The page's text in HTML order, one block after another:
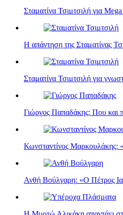
Σταματίνα Τσιμτσιλή για
Η απάντηση της Σταματίνας
Σταματίνα Τσιμτσιλή για
Γιώργος Παπαδάκης: Που και
Κωνσταντίνος Μαρκουλάκης:
Ανθή Βούλγαρη: «Ο Πέτρος